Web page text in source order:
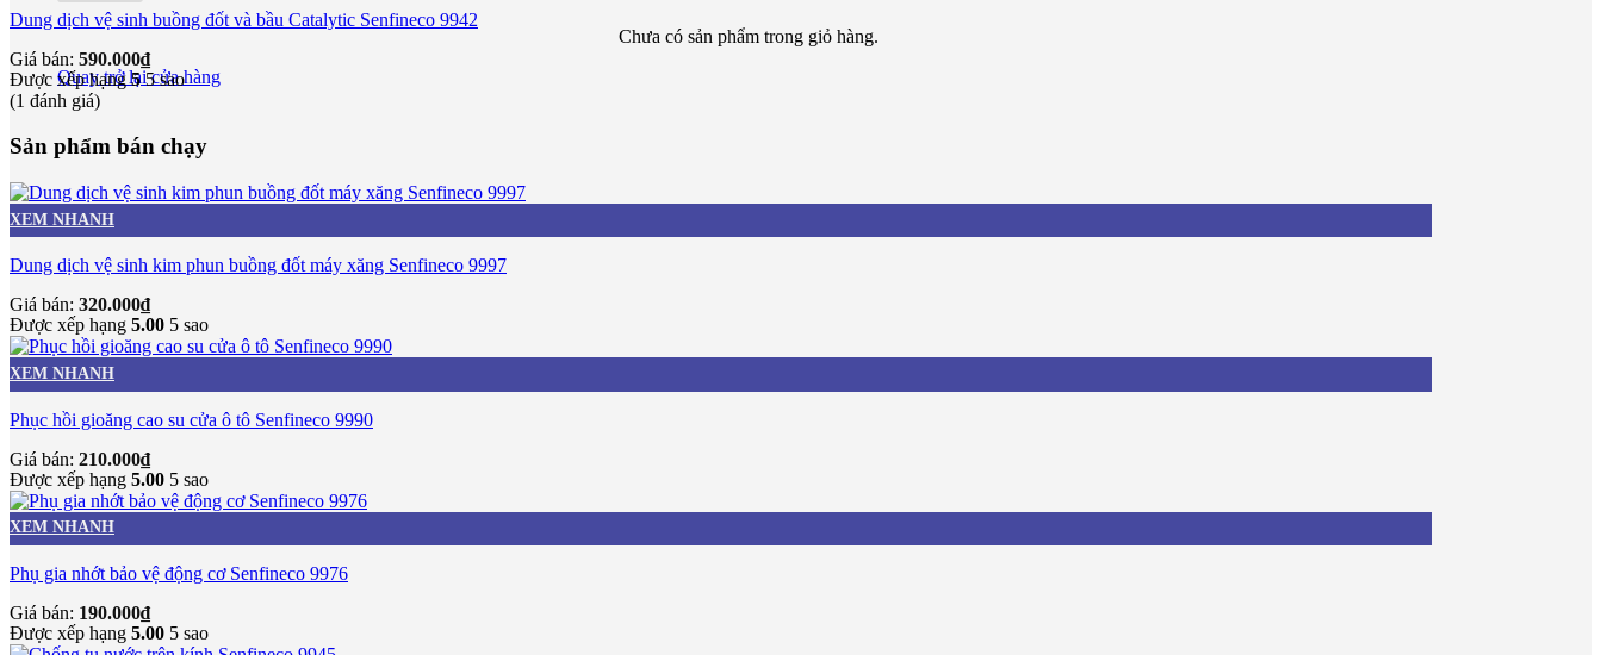
Chưa có sản phẩm trong giỏ hàng.
Quay trở lại cửa hàng
Dung dịch vệ sinh buồng đốt và bầu Catalytic Senfineco 9942
Giá bán: 590.000₫
Được xếp hạng55 sao
(1 đánh giá)
Sản phẩm bán chạy
XEM NHANH
Dung dịch vệ sinh kim phun buồng đốt máy xăng Senfineco 9997
Giá bán: 320.000₫
Được xếp hạng 5.00 5 sao
XEM NHANH
Phục hồi gioăng cao su cửa ô tô Senfineco 9990
Giá bán: 210.000₫
Được xếp hạng 5.00 5 sao
XEM NHANH
Phụ gia nhớt bảo vệ động cơ Senfineco 9976
Giá bán: 190.000₫
Được xếp hạng 5.00 5 sao